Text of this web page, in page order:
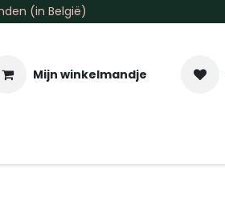
(in België)
Mijn winkelmandje